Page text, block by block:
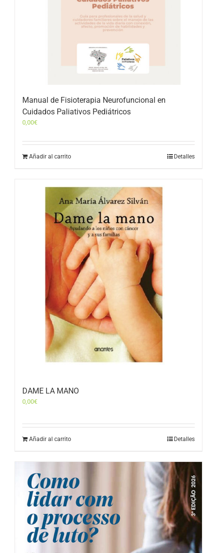
Manual de Fisioterapia Neurofuncional en
Cuidados Paliativos Pediátricos
0,00€
Añadir al carrito Detalles
DAME LA MANO
0,00€
Añadir al carrito Detalles